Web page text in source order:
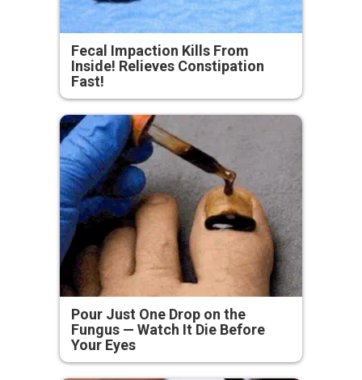
Fecal Impaction Kills From
Inside! Relieves Constipation
Fast!
Pour Just One Drop on the
Fungus — Watch It Die Before
Your Eyes